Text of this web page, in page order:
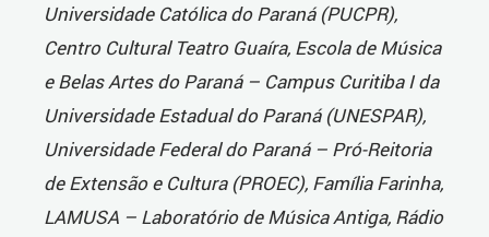
Universidade Católica do Paraná (PUCPR),
Centro Cultural Teatro Guaíra, Escola de Música
e Belas Artes do Paraná – Campus Curitiba I da
Universidade Estadual do Paraná (UNESPAR),
Universidade Federal do Paraná – Pró-Reitoria
de Extensão e Cultura (PROEC), Família Farinha,
LAMUSA – Laboratório de Música Antiga, Rádio